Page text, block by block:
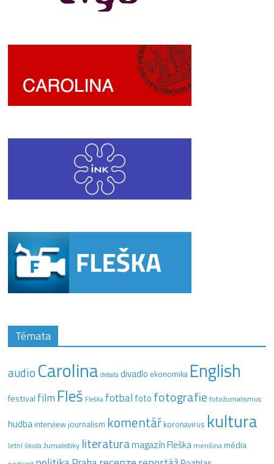
Témata
audio Carolina debata divadlo ekonomika English
festival film Fleš Fleška fotbal foto fotografie fotožurnalismus
hudba interview journalism komentář koronavirus kultura
letní škola žurnalistiky literaturamagazín Fleška menšinamédia